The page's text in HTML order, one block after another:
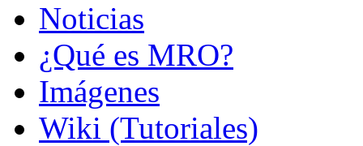
Noticias
¿Qué es MRO?
Imágenes
Wiki (Tutoriales)